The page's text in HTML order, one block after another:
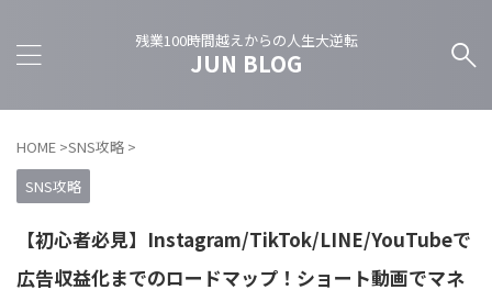
残業100時間越えからの人生大逆転
JUN BLOG
HOME >SNS攻略 >
SNS攻略
【初心者必見】Instagram/TikTok/LINE/YouTubeで
広告収益化までのロードマップ！ショート動画でマネ